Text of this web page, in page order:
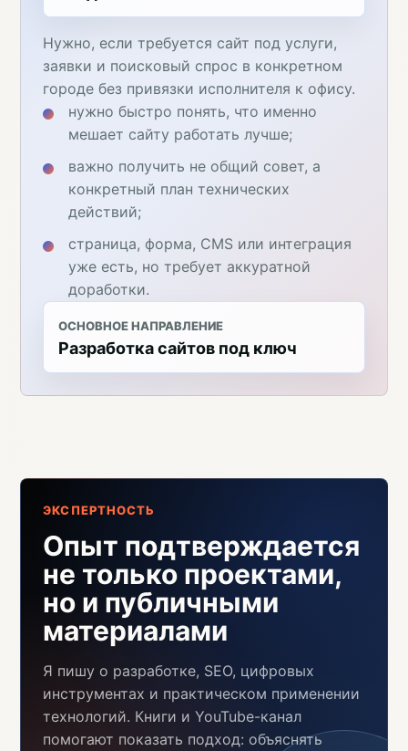
Нужно, если требуется сайт под услуги,
заявки и поисковый спрос в конкретном
городе без привязки исполнителя к офису.
нужно быстро понять, что именно
мешает сайту работать лучше;
важно получить не общий совет, а
конкретный план технических
действий;
страница, форма, CMS или интеграция
уже есть, но требует аккуратной
доработки.
ОСНОВНОЕ НАПРАВЛЕНИЕ
Разработка сайтов под ключ
ЭКСПЕРТНОСТЬ
Опыт подтверждается
не только проектами,
но и публичными
материалами
Я пишу о разработке, SEO, цифровых
инструментах и практическом применении
технологий. Книги и YouTube-канал
помогают показать подход: объяснять